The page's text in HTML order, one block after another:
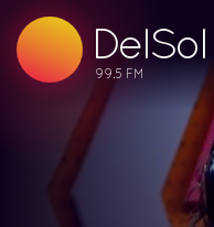
DelSol
99.5 FM
99.5 FM
99.5 FM